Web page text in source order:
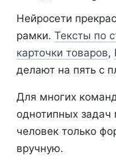
Нейросети
рамки. Тексты по
карточки товаров,
делают на пять с
Для многих
однотипных
человек только
вручную.